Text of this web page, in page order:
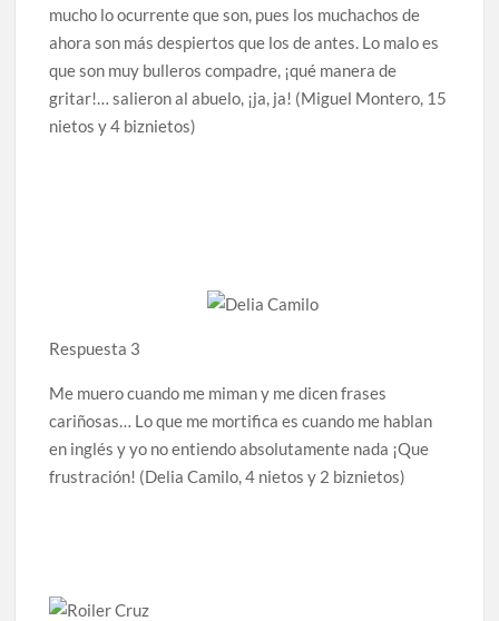
mucho lo ocurrente que son, pues los muchachos de
ahora son más despiertos que los de antes. Lo malo es
que son muy bulleros compadre, ¡qué manera de
gritar!… salieron al abuelo, ¡ja, ja! (Miguel Montero, 15
nietos y 4 biznietos)
Respuesta 3
Me muero cuando me miman y me dicen frases
cariñosas… Lo que me mortifica es cuando me hablan
en inglés y yo no entiendo absolutamente nada ¡Que
frustración! (Delia Camilo, 4 nietos y 2 biznietos)